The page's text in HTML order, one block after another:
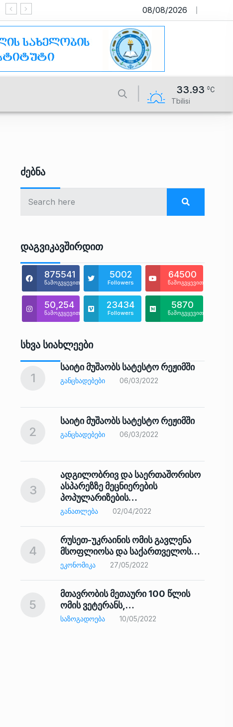
საიტი მუშაობს სატესტო რეჟიმში
08/08/2026
33.93
Tbilisi
Ძებნა
Დაგვიკავშირდით
875541
წამოგვყევით
5002
Followers
64500
წამოგვყევით
50,254
წამოგვყევით
23434
Followers
5870
წამოგვყევით
Სხვა Სიახლეები
1
საიტი მუშაობს სატესტო რეჟიმში
ᲒᲐᲜᲪᲮᲐᲓᲔᲑᲔᲑᲘ 06/03/2022
2
საიტი მუშაობს სატესტო რეჟიმში
ᲒᲐᲜᲪᲮᲐᲓᲔᲑᲔᲑᲘ 06/03/2022
3
ადგილობრივ და საერთაშორისო
ასპარეზზე მეცნიერების
პოპულარიზების…
ᲒᲐᲜᲐᲗᲚᲔᲑᲐ 02/04/2022
4
რუსეთ-უკრაინის ომის გავლენა
მსოფლიოსა და საქართველოს…
ᲔᲙᲝᲜᲝᲛᲘᲙᲐ 27/05/2022
5
მთავრობის მეთაური 100 წლის
ომის ვეტერანს,…
ᲡᲐᲖᲝᲒᲐᲓᲝᲔᲑᲐ 10/05/2022